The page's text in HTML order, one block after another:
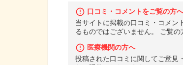
口コミ・コメントをご覧の方へ
当サイトに掲載の口コミ・コメン
るものではございません。 ご覧の
医療機関の方へ
投稿された口コミに関してご意見